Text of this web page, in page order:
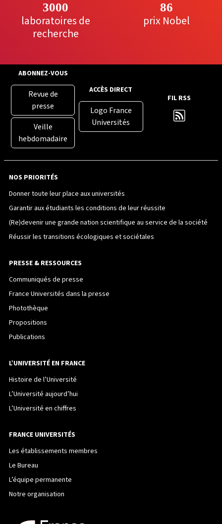
3000
laboratoires de
recherche
86
prix Nobel
ABONNEZ-VOUS
Revue de
presse
Veille
hebdomadaire
ACCÈS DIRECT
Logo France
Universités
FIL RSS
NOS PRIORITÉS
Donner toute leur place aux universités
Garantir aux étudiants les conditions de leur réussite
(Re)devenir une grande nation scientifique au service de la société
Réussir les transitions écologiques et sociétales
PRESSE & RESSOURCES
Communiqués de presse
France Universités dans la presse
Photothèque
Propositions
Publications
L’UNIVERSITÉ EN FRANCE
Histoire de l’Université
L’Université aujourd’hui
L’Université en chiffres
FRANCE UNIVERSITÉS
Les établissements membres
Le Bureau
L’équipe permanente
Notre organisation